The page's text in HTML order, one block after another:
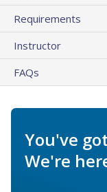
Requirements
Instructor
FAQs
You've
We're